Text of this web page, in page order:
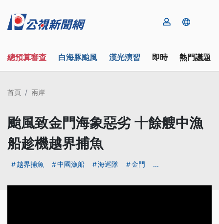
總預算審查 白海豚颱風 漢光演習 即時 熱門議題
首頁 兩岸
颱風致金門海象惡劣 十餘艘中漁
船趁機越界捕魚
越界捕魚 中國漁船 海巡隊 金門 ...